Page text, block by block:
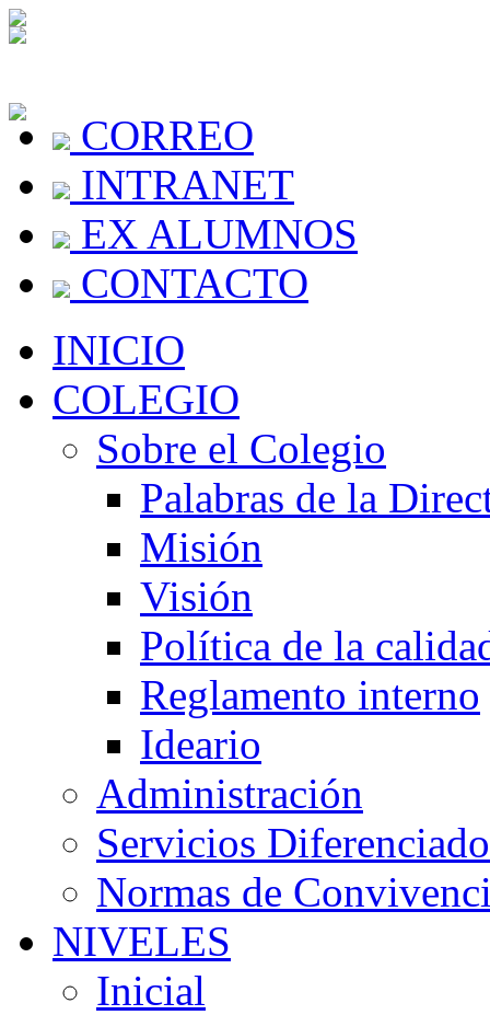
CORREO
INTRANET
EX ALUMNOS
CONTACTO
INICIO
COLEGIO
Sobre el Colegio
Palabras de la
Misión
Visión
Política de la
Reglamento interno
Ideario
Administración
Servicios
Normas de
NIVELES
Inicial